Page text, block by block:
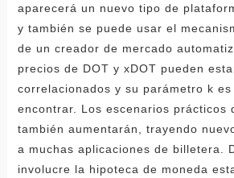
aparecerá un nuevo tipo de
y también se puede usar el
de un creador de mercado
precios de DOT y xDOT pueden
correlacionados y su parámetro k
encontrar. Los escenarios prácticos
también aumentarán, trayendo
a muchas aplicaciones de billetera.
involucre la hipoteca de moneda